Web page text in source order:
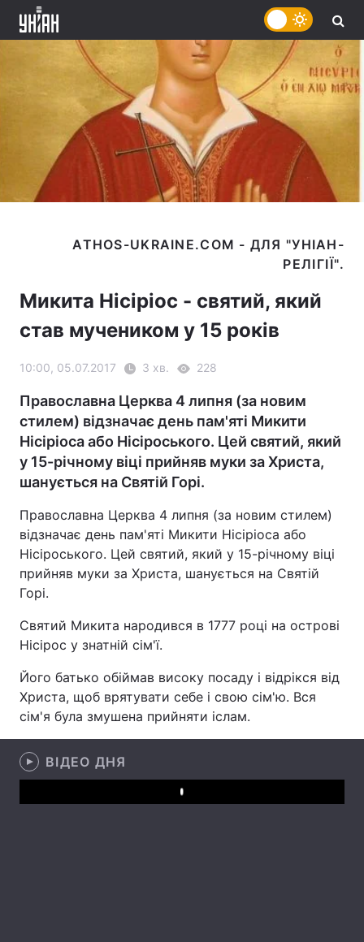
ATHOS-UKRAINE.COM - ДЛЯ "УНІАН-
Микита Нісіріос - святий, який
став мучеником у 15 років
10:00, 05.07.2017 3 хв. 228
Православна Церква 4 липня (за новим
стилем) відзначає день пам'яті Микити
Нісіріоса або Нісіроського. Цей святий, який
у 15-річному віці прийняв муки за Христа,
шанується на Святій Горі.
Православна Церква 4 липня (за новим стилем)
відзначає день пам'яті Микити Нісіріоса або
Нісіроського. Цей святий, який у 15-річному віці
прийняв муки за Христа, шанується на Святій
Горі.
Святий Микита народився в 1777 році на острові
Нісірос у знатній сім'ї.
Його батько обіймав високу посаду і відрікся від
Христа, щоб врятувати себе і свою сім'ю. Вся
сім'я була змушена прийняти іслам.
ВІДЕО ДНЯ
Play